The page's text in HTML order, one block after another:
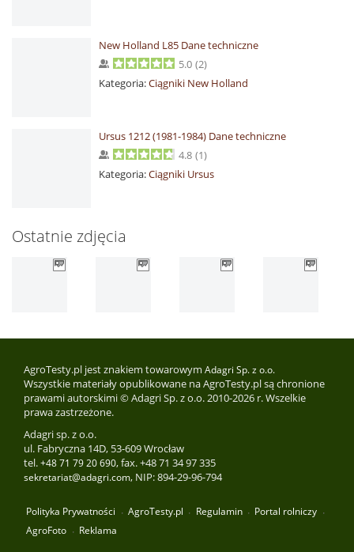
New Holland L85 Dane techniczne
5.0 (2)
Kategoria:Ciągniki New Holland
Ursus 1212 (1981-1984) Dane techniczne
4.8 (1)
Kategoria:Ciągniki Ursus
Ostatnie zdjęcia
AgroTesty.pl jest znakiem towarowym Adagri Sp. z o.o.
Wszystkie materiały opublikowane na AgroTesty.pl są chronione
prawami autorskimi © Adagri Sp. z o.o. 2010-2026 r. Wszelkie
prawa zastrzeżone.
Adagri sp. z o.o.
ul. Fabryczna 14D, 53-609 Wrocław
tel.+48 71 79 20 690, fax. +48 71 34 97 335
sekretariat@adagri.com, NIP: 894-29-96-794
Polityka Prywatności AgroTesty.pl Regulamin
Portal rolniczy
AgroFoto
Reklama